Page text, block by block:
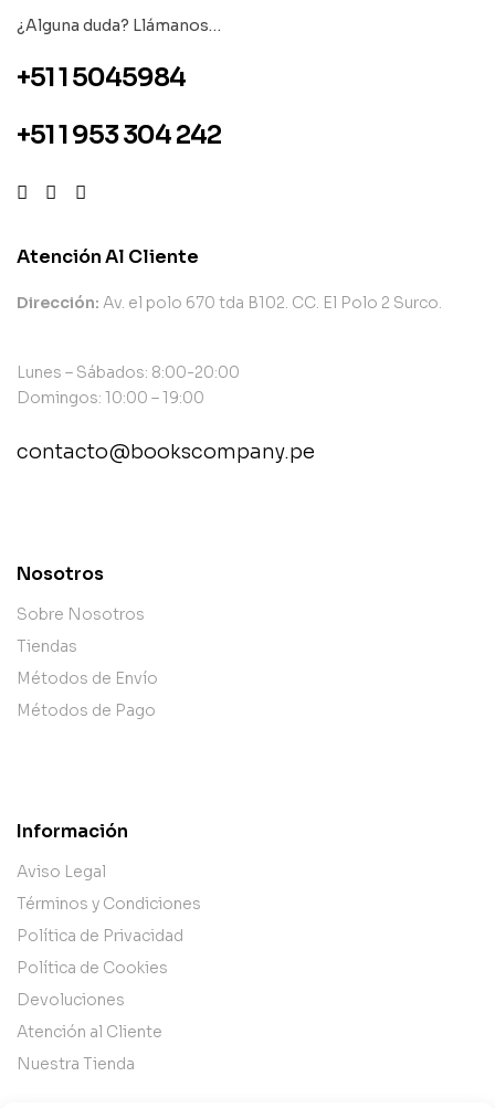
¿Alguna duda? Llámanos…
+51 1 5045984
+51 1 953 304 242
Atención Al Cliente
Dirección: Av. el polo 670 tda B102. CC. El Polo 2 Surco.
Lunes – Sábados: 8:00-20:00
Domingos: 10:00 – 19:00
contacto@bookscompany.pe
Nosotros
Sobre Nosotros
Tiendas
Métodos de Envío
Métodos de Pago
Información
Aviso Legal
Términos y Condiciones
Política de Privacidad
Política de Cookies
Devoluciones
Atención al Cliente
Nuestra Tienda